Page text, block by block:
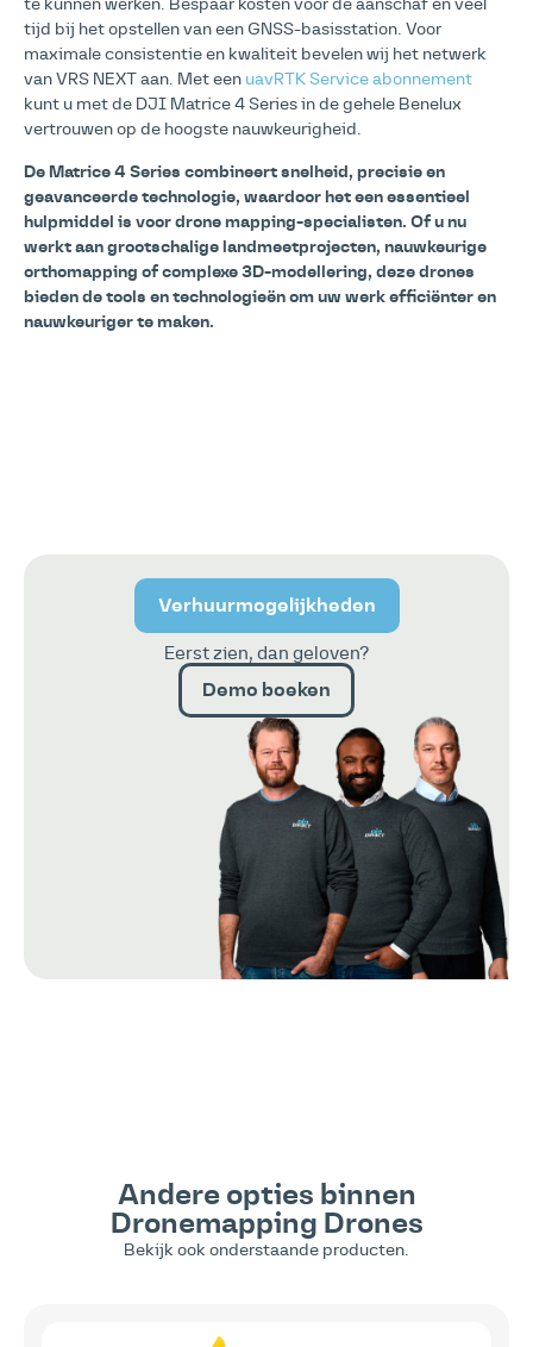
te kunnen werken. Bespaar kosten voor de aanschaf én veel
tijd bij het opstellen van een GNSS-basisstation. Voor
maximale consistentie en kwaliteit bevelen wij het netwerk
van VRS NEXT aan. Met een uavRTK Service abonnement
kunt u met de DJI Matrice 4 Series in de gehele Benelux
vertrouwen op de hoogste nauwkeurigheid.
De Matrice 4 Series combineert snelheid, precisie en
geavanceerde technologie, waardoor het een essentieel
hulpmiddel is voor drone mapping-specialisten. Of u nu
werkt aan grootschalige landmeetprojecten, nauwkeurige
orthomapping of complexe 3D-modellering, deze drones
bieden de tools en technologieën om uw werk efficiënter en
nauwkeuriger te maken.
Verhuurmogelijkheden
Eerst zien, dan geloven?
Demo boeken
Andere opties binnen
Dronemapping Drones
Bekijk ook onderstaande producten.